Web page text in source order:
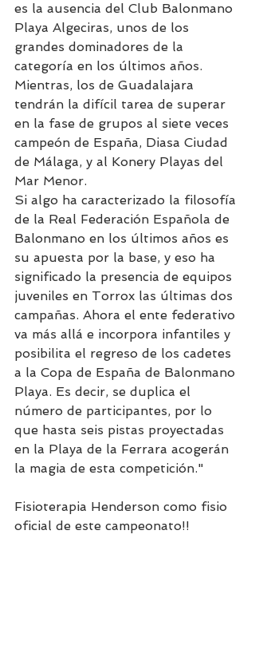
es la ausencia del Club Balonmano
Playa Algeciras, unos de los
grandes dominadores de la
categoría en los últimos años.
Mientras, los de Guadalajara
tendrán la difícil tarea de superar
en la fase de grupos al siete veces
campeón de España, Diasa Ciudad
de Málaga, y al Konery Playas del
Mar Menor.
Si algo ha caracterizado la filosofía
de la Real Federación Española de
Balonmano en los últimos años es
su apuesta por la base, y eso ha
significado la presencia de equipos
juveniles en Torrox las últimas dos
campañas. Ahora el ente federativo
va más allá e incorpora infantiles y
posibilita el regreso de los cadetes
a la Copa de España de Balonmano
Playa. Es decir, se duplica el
número de participantes, por lo
que hasta seis pistas proyectadas
en la Playa de la Ferrara acogerán
la magia de esta competición."
Fisioterapia Henderson como fisio
oficial de este campeonato!!